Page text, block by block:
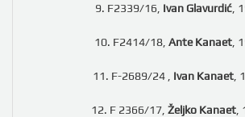
9. F2339/16, Ivan Glavurdić,
10. F2414/18, Ante Kanaet ,
11. F-2689/24 , Ivan Kanaet ,
12. F 2366/17, Željko Kanaet,